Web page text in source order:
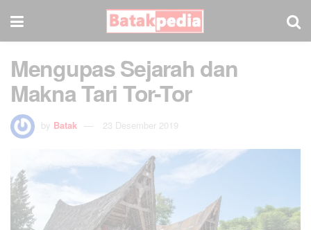
Mengupas Sejarah dan
Makna Tari Tor-Tor
by Batak 23 Desember 2019